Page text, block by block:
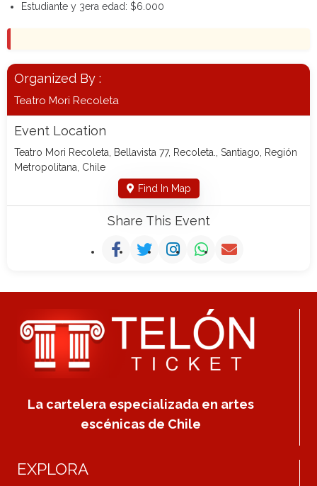
Estudiante y 3era edad: $6.000
Organized By :
Teatro Mori Recoleta
Event Location
Teatro Mori Recoleta, Bellavista 77, Recoleta., Santiago, Región
Metropolitana, Chile
Find In Map
Share This Event
La cartelera especializada en artes
escénicas de Chile
EXPLORA